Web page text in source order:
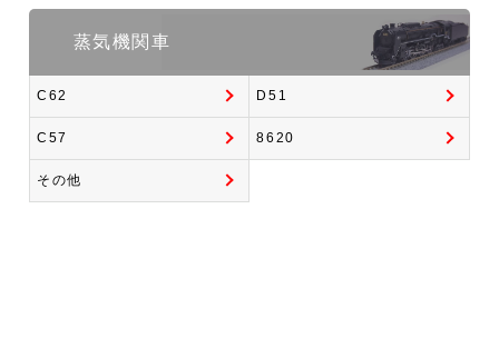
蒸気機関車
C62 D51
C57 8620
その他